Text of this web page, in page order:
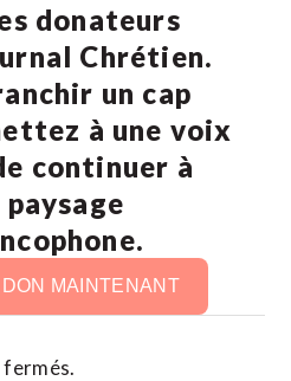
donateurs
Chrétien.
un cap
à une voix
continuer à
MAINTENANT